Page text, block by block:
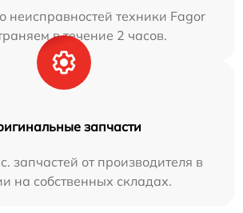
неисправностей техники Fagor
в течение 2 часов.
запчасти
запчастей от производителя в
на собственных складах.